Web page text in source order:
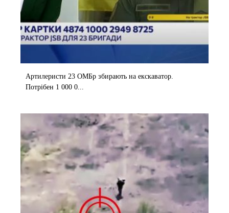
Артилеристи 23 ОМБр збирають на екскаватор.
Потрібен 1 000 0...